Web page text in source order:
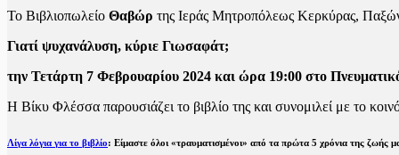
Το Βιβλιοπωλείο Θαβώρ της Ιεράς Μητροπόλεως Κερκύρας,
Γιατί ψυχανάλυση, κύριε Γιωσαφάτ;
την Τετάρτη 7 Φεβρουαρίου 2024 και ώρα 19:00 στο
Η Βίκυ Φλέσσα παρουσιάζει το βιβλίο της και συνομιλεί με το
Λίγα λόγια για το βιβλίο: Είμαστε όλοι «τραυματισμένοι» από τα πρώτα 5 χρόνια της ζωής